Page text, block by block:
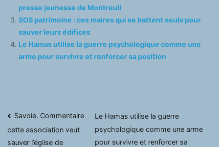
presse jeunesse de Montreuil
SOS patrimoine : ces maires qui se battent seuls pour
sauver leurs édifices
Le Hamas utilise la guerre psychologique comme une
arme pour survivre et renforcer sa position
Navigation
de
Savoie. Commentaire
cette association veut
sauver l’église de
Le Hamas utilise la guerre
psychologique comme une arme
pour survivre et renforcer sa